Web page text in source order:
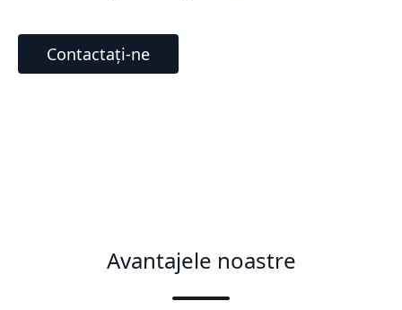
Contactați-ne
Avantajele noastre